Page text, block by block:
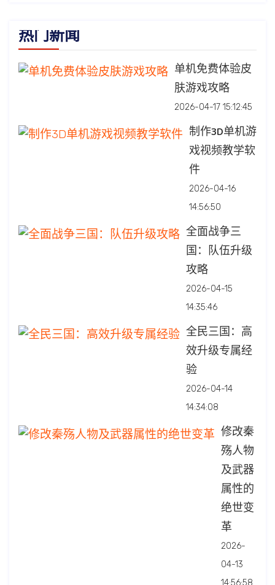
热门新闻
单机免费体验皮
肤游戏攻略
2026-04-17 15:12:45
制作3D单机游
戏视频教学软
件
2026-04-16
14:56:50
全面战争三
国：队伍升级
攻略
2026-04-15
14:35:46
全民三国：高
效升级专属经
验
2026-04-14
14:34:08
修改秦
殇人物
及武器
属性的
绝世变
革
2026-
04-13